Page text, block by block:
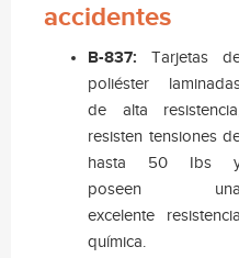
accidentes
B-837: Tarjetas
poliéster
de alta
resisten tensiones
hasta 50 Ibs
poseen una
excelente resistencia
química.